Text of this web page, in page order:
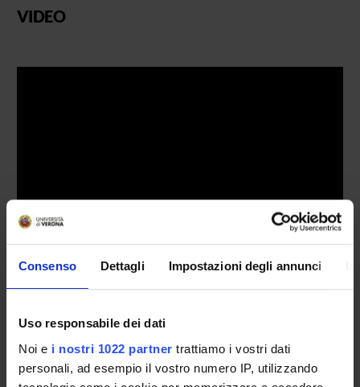
Consenso Dettagli Impostazioni degli annunci
Uso responsabile dei dati
Noi e i nostri 1022 partner trattiamo i vostri dati
personali, ad esempio il vostro numero IP, utilizzando
VIDEO
Piazzale Ludovico Antonio Scuro 10 - 37134 Verona ;
Strada le Grazie, 8, 37134 Verona VR